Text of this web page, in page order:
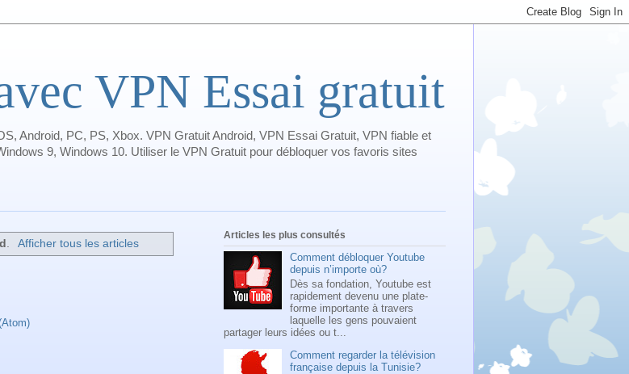
VPN Essai gratuit
Android, PC, PS, Xbox. VPN Gratuit Android, VPN Essai Gratuit, VPN fiable et
9, Windows 10. Utiliser le VPN Gratuit pour débloquer vos favoris sites
Afficher tous les articles
Articles les plus consultés
Comment débloquer Youtube
depuis n’importe où?
Dès sa fondation, Youtube est
rapidement devenu une plate-
forme importante à travers
laquelle les gens pouvaient
partager leurs idées ou t...
Comment regarder la télévision
française depuis la Tunisie?